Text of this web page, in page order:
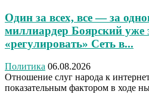
Один за всех, все — за
миллиардер Боярский уже
«регулировать» Сеть в...
Политика 06.08.2026
Отношение слуг народа к
показательным фактором в ходе